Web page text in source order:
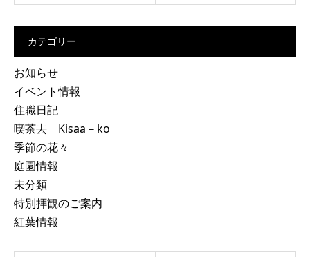
カテゴリー
お知らせ
イベント情報
住職日記
喫茶去 Kisaa－ko
季節の花々
庭園情報
未分類
特別拝観のご案内
紅葉情報